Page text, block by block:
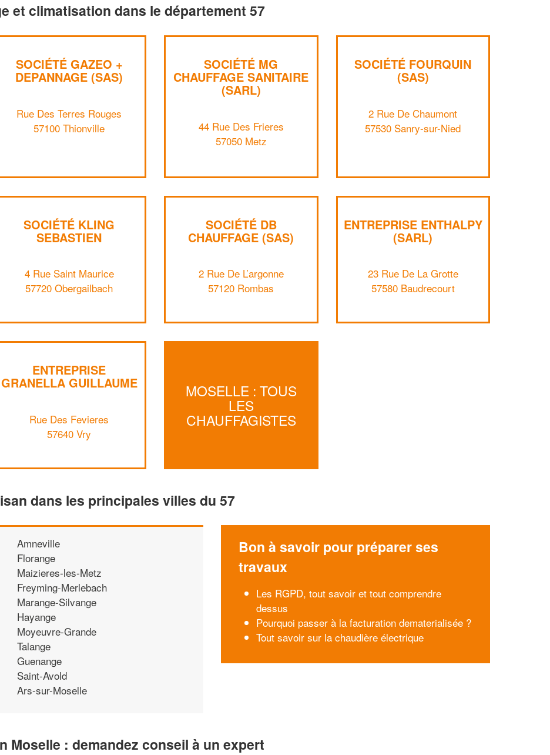
et climatisation dans le département 57
SOCIÉTÉ GAZEO +
DEPANNAGE (SAS)
Rue Des Terres Rouges
57100 Thionville
SOCIÉTÉ MG
CHAUFFAGE SANITAIRE
(SARL)
44 Rue Des Frieres
57050 Metz
SOCIÉTÉ FOURQUIN
(SAS)
2 Rue De Chaumont
57530 Sanry-sur-Nied
SOCIÉTÉ KLING
SEBASTIEN
4 Rue Saint Maurice
57720 Obergailbach
SOCIÉTÉ DB
CHAUFFAGE (SAS)
2 Rue De L’argonne
57120 Rombas
ENTREPRISE ENTHALPY
(SARL)
23 Rue De La Grotte
57580 Baudrecourt
ENTREPRISE
GRANELLA GUILLAUME
Rue Des Fevieres
57640 Vry
MOSELLE : TOUS
LES
CHAUFFAGISTES
dans les principales villes du 57
Amneville
Florange
Maizieres-les-Metz
Freyming-Merlebach
Marange-Silvange
Hayange
Moyeuvre-Grande
Talange
Guenange
Saint-Avold
Ars-sur-Moselle
Bon à savoir pour préparer ses
travaux
Les RGPD, tout savoir et tout comprendre
dessus
Pourquoi passer à la facturation dematerialisée ?
Tout savoir sur la chaudière électrique
Moselle : demandez conseil à un expert
Vous êtes un
professionnel ?
Augmentez votrechiffre d'affaires
vosmargestout en gagnant de